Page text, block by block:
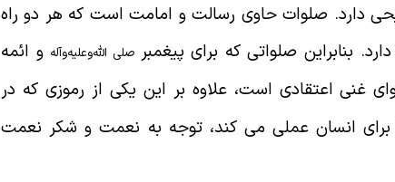
دارد. صلوات حاوی رسالت و امامت است که هر دو راه
بنابراین صلواتی که برای پیغمبر صلی الله‌و‌علیه‌و‌آله و ائمه
غنی اعتقادی است، علاوه بر این یکی از رموزی که در
برای انسان عملی می کند، توجه به نعمت و شکر نعمت